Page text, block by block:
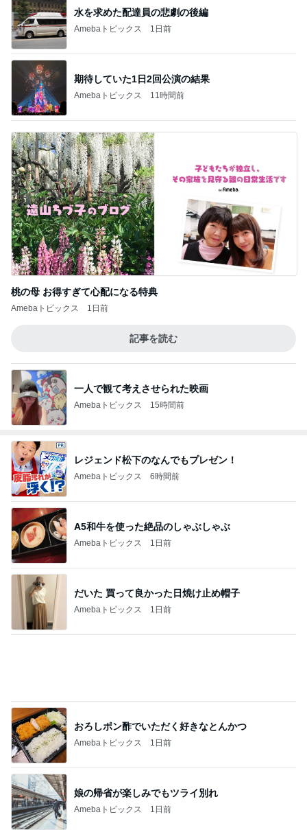
水を求めた配達員の悲劇の後編
Amebaトピックス 1日前
期待していた1日2回公演の結果
Amebaトピックス 11時間前
桃の母 お得すぎて心配になる特典
Amebaトピックス 1日前
記事を読む
一人で観て考えさせられた映画
Amebaトピックス 15時間前
レジェンド松下のなんでもプレゼン！
Amebaトピックス 6時間前
A5和牛を使った絶品のしゃぶしゃぶ
Amebaトピックス 1日前
だいた 買って良かった日焼け止め帽子
Amebaトピックス 1日前
娘の帰省が楽しみでもツライ別れ
Amebaトピックス 1日前